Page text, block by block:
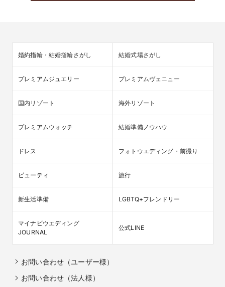
婚約指輪・結婚指輪さがし 結婚式場さがし
プレミアムジュエリー プレミアムヴェニュー
国内リゾート 海外リゾート
プレミアムウォッチ 結婚準備ノウハウ
ドレス フォトウエディング・前撮り
ビューティ 旅行
新生活準備 LGBTQ+フレンドリー
マイナビウエディング
JOURNAL
公式LINE
お問い合わせ（ユーザー様）
お問い合わせ（法人様）